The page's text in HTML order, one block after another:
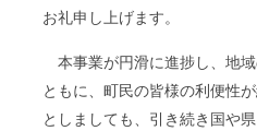
お礼申し上げます。
本事業が円滑に進捗し、地
ともに、町民の皆様の利便性
としましても、引き続き国や